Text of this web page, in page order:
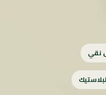
نقي